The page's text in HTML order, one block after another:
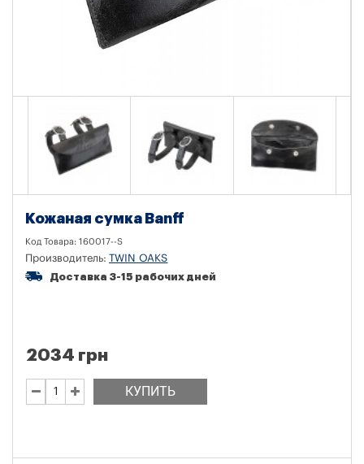
Кожаная сумка Banff
Код Товара: 160017--S
Производитель: TWIN OAKS
Доставка 3-15 рабочих дней
КУПИТЬ
2034 грн